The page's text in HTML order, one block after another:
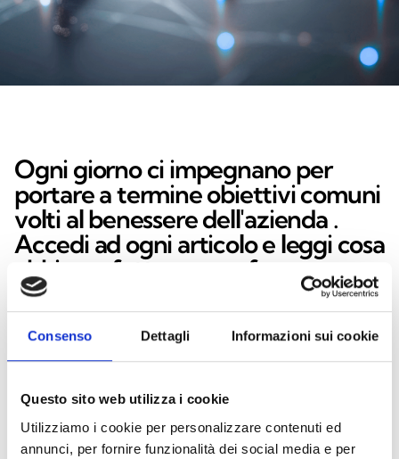
Consenso Dettagli Informazioni sui cookie
Questo sito web utilizza i cookie
Utilizziamo i cookie per personalizzare contenuti ed
annunci, per fornire funzionalità dei social media e per
Ogni giorno ci impegnano per
portare a termine obiettivi comuni
volti al benessere dell'azienda .
Accedi ad ogni articolo e leggi cosa
abbiamo fatto, e cosa faremo.
ID 17365
qualità e della logistica
ID 14381